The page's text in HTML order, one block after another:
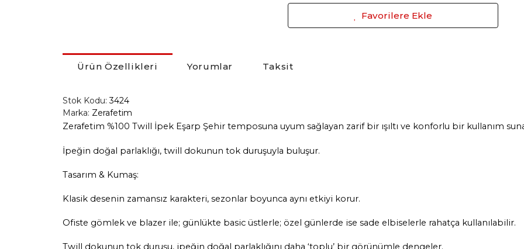
Favorilere Ekle
Ürün Özellikleri Yorumlar Taksit
Stok Kodu:3424
Marka: Zerafetim
Zerafetim %100 Twill İpek Eşarp Şehir temposuna uyum sağlayan zarif bir ışıltı ve konforlu bir kullanım
İpeğin doğal parlaklığı, twill dokunun tok duruşuyla buluşur.
Tasarım & Kumaş:
Klasik desenin zamansız karakteri, sezonlar boyunca aynı etkiyi korur.
Ofiste gömlek ve blazer ile; günlükte basic üstlerle; özel günlerde ise sade elbiselerle rahatça kullanılabilir.
Twill dokunun tok duruşu, ipeğin doğal parlaklığını daha ‘toplu’ bir görünümle dengeler.